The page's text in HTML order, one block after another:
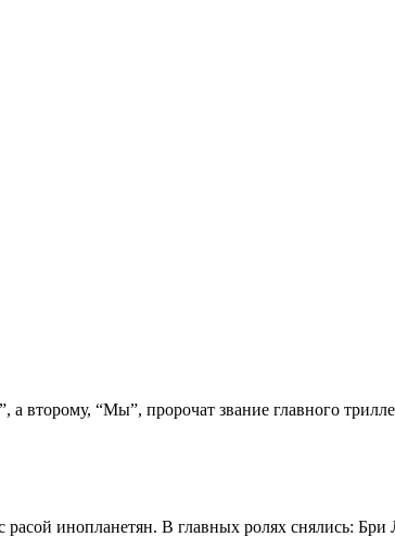
“Мы”, пророчат звание главного
расой инопланетян. В главных ролях снялись: